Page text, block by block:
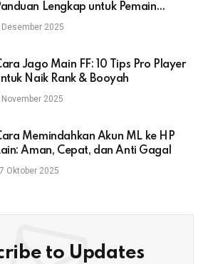
Lengkap untuk Pemain
Legends
Desember 2025
Jago Main FF: 10 Tips Pro Player
Naik Rank & Booyah
November 2025
Memindahkan Akun ML ke HP
Aman, Cepat, dan Anti Gagal
Oktober 2025
to Updates